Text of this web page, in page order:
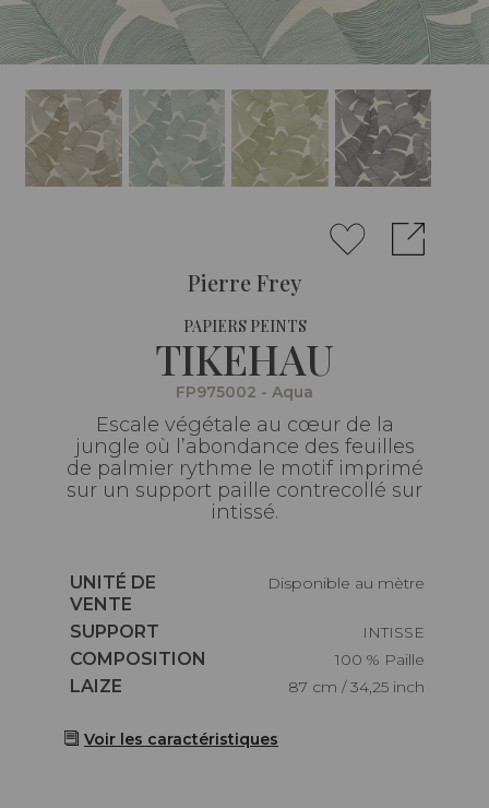
Pierre Frey
PAPIERS PEINTS
TIKEHAU
FP975002 - Aqua
Escale végétale au cœur de la
jungle où l’abondance des feuilles
de palmier rythme le motif imprimé
sur un support paille contrecollé sur
intissé.
Caractéristiques
UNITÉ DE
VENTE
Disponible au mètre
Caractéristiques
SUPPORT
INTISSE
Caractéristiques
COMPOSITION
100 % Paille
Caractéristiques
LAIZE 87 cm / 34,25 inch
Voir les caractéristiques